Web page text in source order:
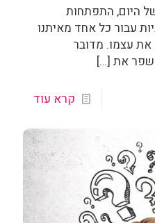
היום, התפתחות
עבור כל אחד מאיתנו
עצמו. מדובר
את […]
קרא עוד